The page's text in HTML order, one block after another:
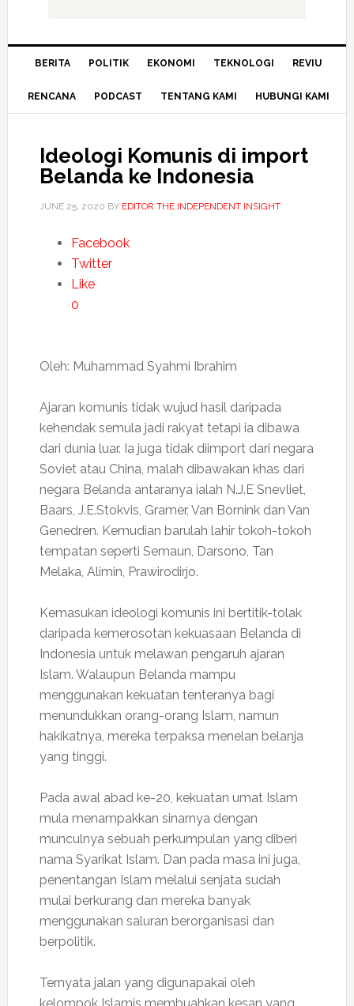
BERITA POLITIK EKONOMI TEKNOLOGI REVIU
RENCANA PODCAST TENTANG KAMI HUBUNGI KAMI
Ideologi Komunis di import
Belanda ke Indonesia
JUNE 25, 2020 BY EDITOR THE INDEPENDENT INSIGHT
Facebook
Twitter
Like
0
Oleh: Muhammad Syahmi Ibrahim
Ajaran komunis tidak wujud hasil daripada
kehendak semula jadi rakyat tetapi ia dibawa
dari dunia luar. Ia juga tidak diimport dari negara
Soviet atau China, malah dibawakan khas dari
negara Belanda antaranya ialah N.J.E Snevliet,
Baars, J.E.Stokvis, Gramer, Van Bornink dan Van
Genedren. Kemudian barulah lahir tokoh-tokoh
tempatan seperti Semaun, Darsono, Tan
Melaka, Alimin, Prawirodirjo.
Kemasukan ideologi komunis ini bertitik-tolak
daripada kemerosotan kekuasaan Belanda di
Indonesia untuk melawan pengaruh ajaran
Islam. Walaupun Belanda mampu
menggunakan kekuatan tenteranya bagi
menundukkan orang-orang Islam, namun
hakikatnya, mereka terpaksa menelan belanja
yang tinggi.
Pada awal abad ke-20, kekuatan umat Islam
mula menampakkan sinarnya dengan
munculnya sebuah perkumpulan yang diberi
nama Syarikat Islam. Dan pada masa ini juga,
penentangan Islam melalui senjata sudah
mulai berkurang dan mereka banyak
menggunakan saluran berorganisasi dan
berpolitik.
Ternyata jalan yang digunapakai oleh